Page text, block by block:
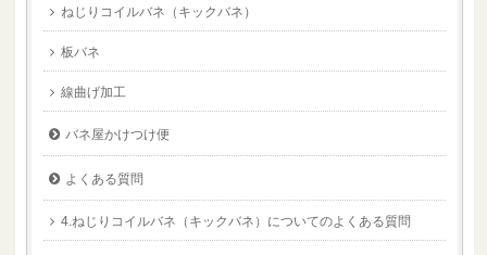
ねじりコイルバネ（キックバネ）
板バネ
線曲げ加工
バネ屋かけつけ便
よくある質問
4.ねじりコイルバネ（キックバネ）についてのよくある質問